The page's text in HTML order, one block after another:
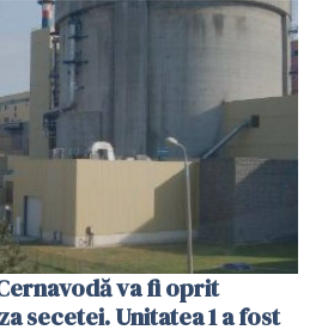
va fi oprit
secetei. Unitatea 1 a fost